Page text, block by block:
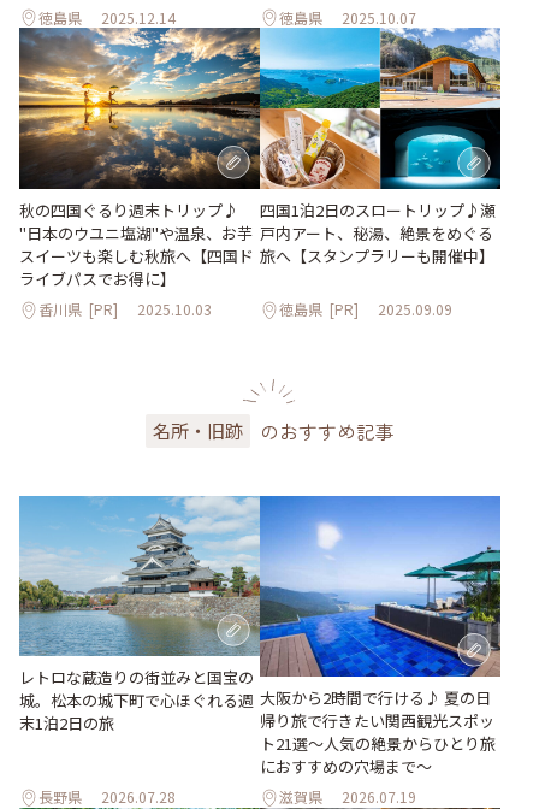
徳島県 2025.12.14 徳島県 2025.10.07
秋の四国ぐるり週末トリップ♪
"日本のウユニ塩湖"や温泉、お芋
スイーツも楽しむ秋旅へ【四国ド
ライブパスでお得に】
香川県 [PR] 2025.10.03
四国1泊2日のスロートリップ♪瀬
戸内アート、秘湯、絶景をめぐる
旅へ【スタンプラリーも開催中】
徳島県 [PR] 2025.09.09
名所・旧跡 のおすすめ記事
レトロな蔵造りの街並みと国宝の
城。松本の城下町で心ほぐれる週
末1泊2日の旅
長野県 2026.07.28
大阪から2時間で行ける♪ 夏の日
帰り旅で行きたい関西観光スポッ
ト21選～人気の絶景からひとり旅
におすすめの穴場まで～
滋賀県 2026.07.19